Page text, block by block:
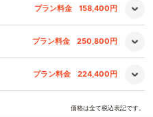
プラン料金 158,400円
プラン料金 250,800円
プラン料金 224,400円
価格は全て税込表記です。